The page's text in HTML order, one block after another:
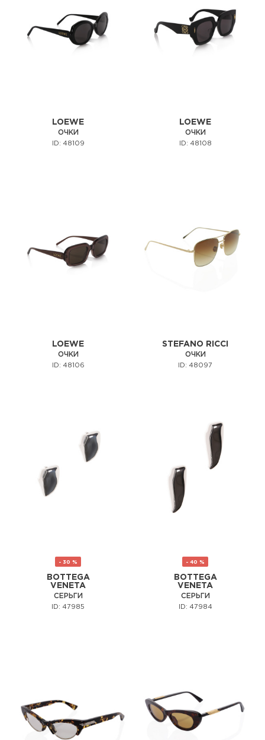
LOEWE
ОЧКИ
ID: 48109
LOEWE
ОЧКИ
ID: 48108
LOEWE
ОЧКИ
ID: 48106
STEFANO RICCI
ОЧКИ
ID: 48097
- 30 %
BOTTEGA
VENETA
СЕРЬГИ
ID: 47985
- 40 %
BOTTEGA
VENETA
СЕРЬГИ
ID: 47984